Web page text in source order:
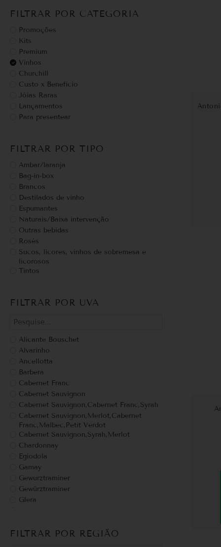
FILTRAR POR CATEGORIA
Promoções
Kits
Premium
Vinhos
Churchill
Custo x Benefício
Jóias Raras
Lançamentos
Para presentear
FILTRAR POR TIPO
Ambar/laranja
Bag-in-box
Brancos
Destilados de vinho
Espumantes
Naturais/Baixa intervenção
Outras bebidas
Rosés
Sucos, licores, vinhos de sobremesa e
licorosos
Tintos
FILTRAR POR UVA
Alicante Bouschet
Alvarinho
Ancellotta
Barbera
Cabernet Franc
Cabernet Sauvignon
Cabernet Sauvignon,Cabernet Franc,Syrah
Cabernet Sauvignon,Merlot,Cabernet
Franc,Malbec,Petit Verdot
Cabernet Sauvignon,Syrah,Merlot
Chardonnay
Egiodola
Gamay
Gewurztraminer
Gewürztraminer
Glera
Malbec
FILTRAR POR REGIÃO